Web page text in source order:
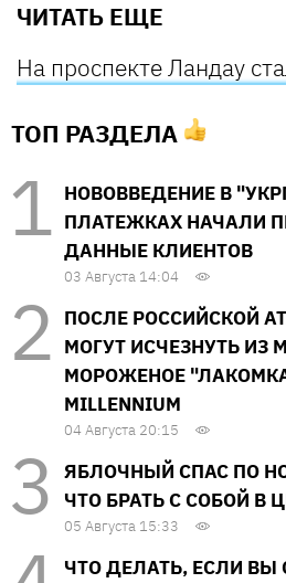
ЧИТАТЬ ЕЩЕ
На проспекте Ландау
ТОП РАЗДЕЛА
НОВОВВЕДЕНИЕ В
ПЛАТЕЖКАХ НАЧАЛИ
ДАННЫЕ КЛИЕНТОВ
03 Августа 14:04
ПОСЛЕ РОССИЙСКОЙ
МОГУТ ИСЧЕЗНУТЬ ИЗ
МОРОЖЕНОЕ
MILLENNIUM
04 Августа 20:15
ЯБЛОЧНЫЙ СПАС ПО
ЧТО БРАТЬ С СОБОЙ В
05 Августа 15:33
ЧТО ДЕЛАТЬ, ЕСЛИ ВЫ